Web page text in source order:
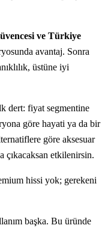
ve Türkiye
avantaj. Sonra
üstüne iyi
dert: fiyat segmentine
göre hayati ya da bir
göre aksesuar
çıkacaksan etkilenirsin.
hissi yok; gerekeni
başka. Bu üründe